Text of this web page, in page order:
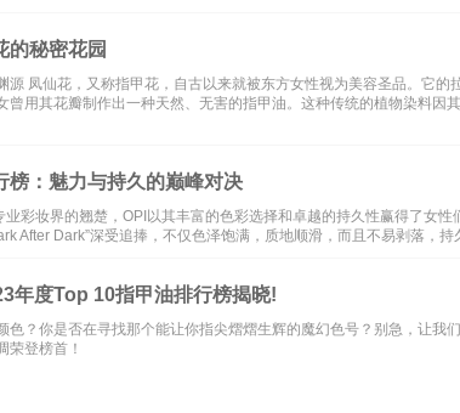
的秘密花园
源 凤仙花，又称指甲花，自古以来就被东方女性视为美容圣品。它的
曾用其花瓣制作出一种天然、无害的指甲油。这种传统的植物染料因
榜：魅力与持久的巅峰对决
业彩妆界的翘楚，OPI以其丰富的色彩选择和卓越的持久性赢得了女性
After Dark”深受追捧，不仅色泽饱满，质地顺滑，而且不易剥落，
年度Top 10指甲油排行榜揭晓!
色？你是否在寻找那个能让你指尖熠熠生辉的魔幻色号？别急，让我
荣登榜首！